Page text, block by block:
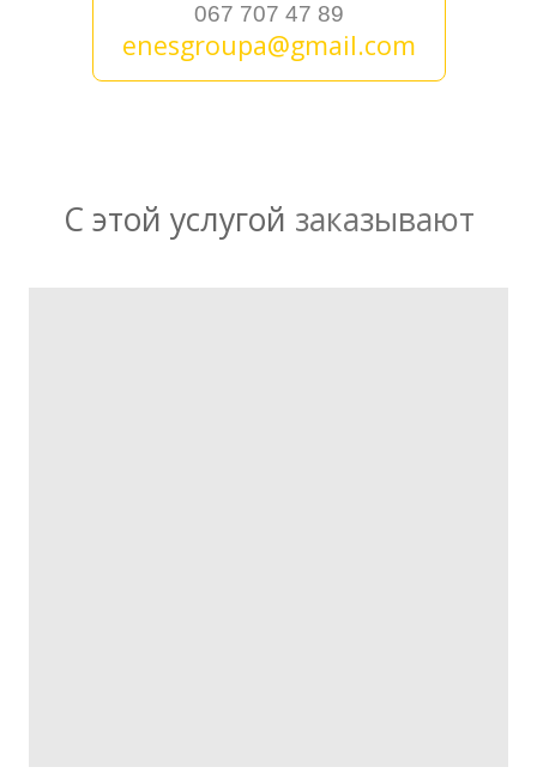
067 707 47 89
enesgroupa@gmail.com
С этой услугой заказывают